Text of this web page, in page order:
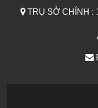
TRỤ SỞ CHÍNH :